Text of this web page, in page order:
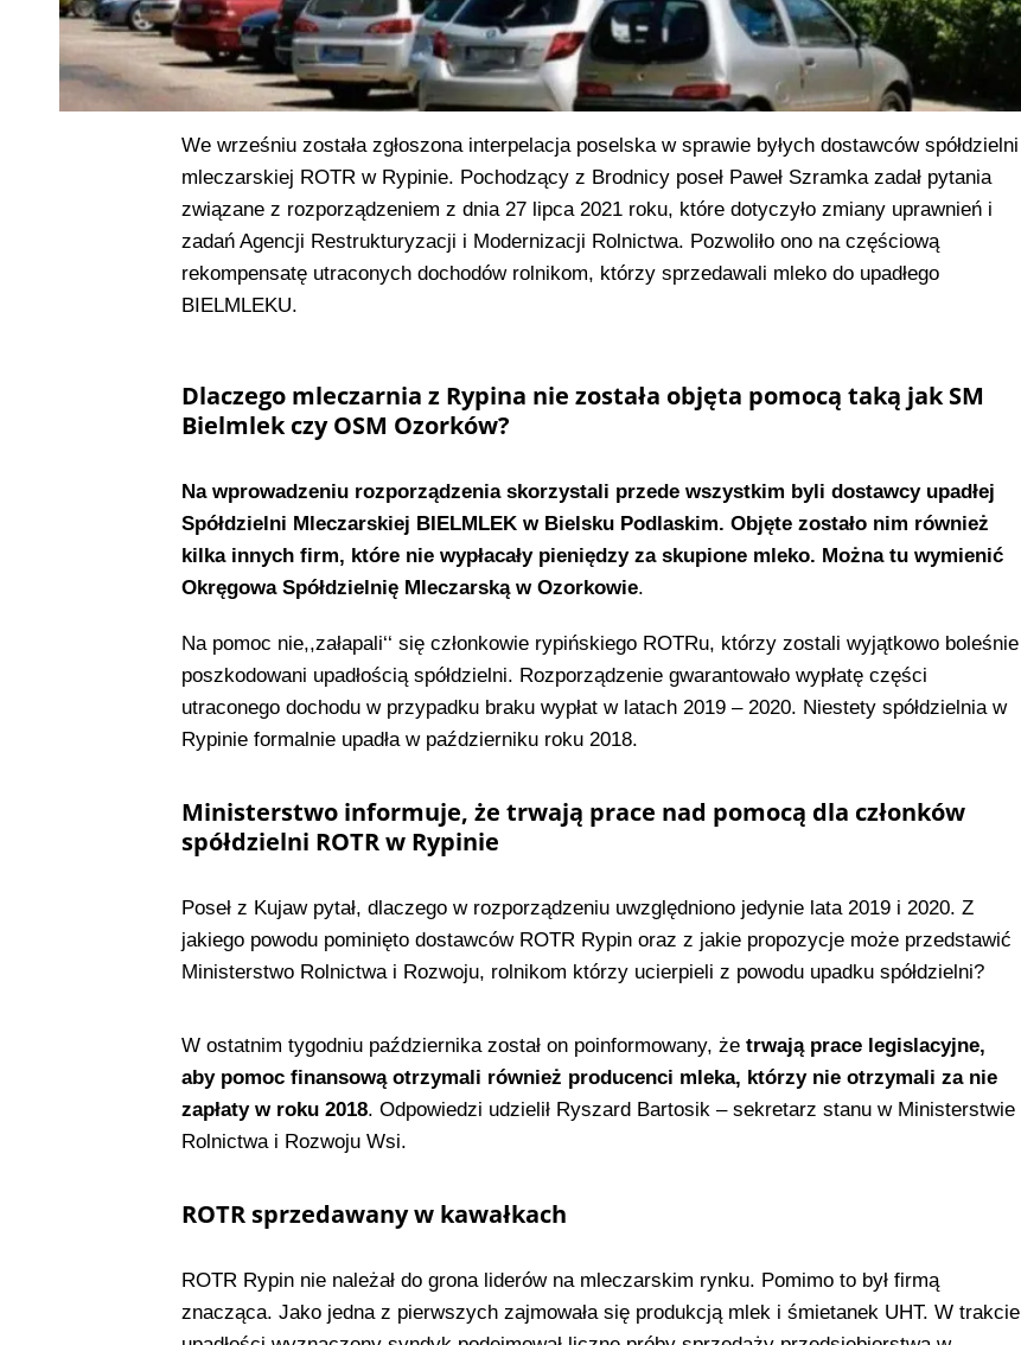
We wrześniu została zgłoszona interpelacja poselska w sprawie byłych dostawców spółdzielni
mleczarskiej ROTR w Rypinie. Pochodzący z Brodnicy poseł Paweł Szramka zadał pytania
związane z rozporządzeniem z dnia 27 lipca 2021 roku, które dotyczyło zmiany uprawnień i
zadań Agencji Restrukturyzacji i Modernizacji Rolnictwa. Pozwoliło ono na częściową
rekompensatę utraconych dochodów rolnikom, którzy sprzedawali mleko do upadłego
BIELMLEKU.
Dlaczego mleczarnia z Rypina nie została objęta pomocą taką jak SM
Bielmlek czy OSM Ozorków?
Na wprowadzeniu rozporządzenia skorzystali przede wszystkim byli dostawcy upadłej
Spółdzielni Mleczarskiej BIELMLEK w Bielsku Podlaskim. Objęte zostało nim również
kilka innych firm, które nie wypłacały pieniędzy za skupione mleko. Można tu wymienić
Okręgowa Spółdzielnię Mleczarską w Ozorkowie.
Na pomoc nie,,załapali‘‘ się członkowie rypińskiego ROTRu, którzy zostali wyjątkowo boleśnie
poszkodowani upadłością spółdzielni. Rozporządzenie gwarantowało wypłatę części
utraconego dochodu w przypadku braku wypłat w latach 2019 – 2020. Niestety spółdzielnia w
Rypinie formalnie upadła w październiku roku 2018.
Ministerstwo informuje, że trwają prace nad pomocą dla członków
spółdzielni ROTR w Rypinie
Poseł z Kujaw pytał, dlaczego w rozporządzeniu uwzględniono jedynie lata 2019 i 2020. Z
jakiego powodu pominięto dostawców ROTR Rypin oraz z jakie propozycje może przedstawić
Ministerstwo Rolnictwa i Rozwoju, rolnikom którzy ucierpieli z powodu upadku spółdzielni?
W ostatnim tygodniu października został on poinformowany, że trwają prace legislacyjne,
aby pomoc finansową otrzymali również producenci mleka, którzy nie otrzymali za nie
zapłaty w roku 2018. Odpowiedzi udzielił Ryszard Bartosik – sekretarz stanu w Ministerstwie
Rolnictwa i Rozwoju Wsi.
ROTR sprzedawany w kawałkach
ROTR Rypin nie należał do grona liderów na mleczarskim rynku. Pomimo to był firmą
znacząca. Jako jedna z pierwszych zajmowała się produkcją mlek i śmietanek UHT. W trakcie